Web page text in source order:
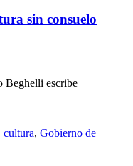
sin consuelo
Beghelli escribe
cultura, Gobierno de